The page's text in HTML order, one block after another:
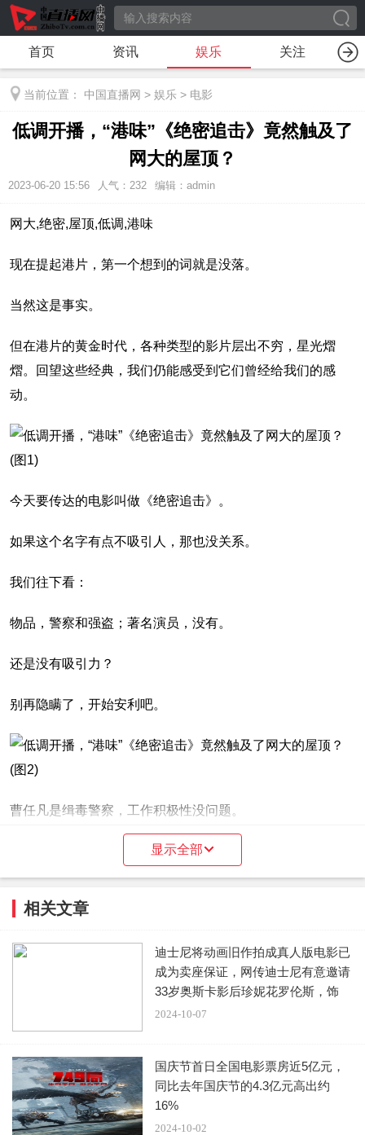
首页 资讯 娱乐 关注
当前位置： 中国直播网 > 娱乐 > 电影
低调开播，“港味”《绝密追击》竟然触及了
网大的屋顶？
2023-06-20 15:56 人气： 232 编辑：admin
网大,绝密,屋顶,低调,港味
现在提起港片，第一个想到的词就是没落。
当然这是事实。
但在港片的黄金时代，各种类型的影片层出不穷，星光熠
熠。回望这些经典，我们仍能感受到它们曾经给我们的感
动。
今天要传达的电影叫做《绝密追击》。
如果这个名字有点不吸引人，那也没关系。
我们往下看：
物品，警察和强盗；著名演员，没有。
还是没有吸引力？
别再隐瞒了，开始安利吧。
曹任凡是缉毒警察，工作积极性没问题。
但是他有一个很大的缺陷，那就是容易冲动鲁莽。
一名。
其中，年龄最大的68岁，最小的才18岁。
能遭到报复。
显示全部
相关文章
迪士尼将动画旧作拍成真人版电影已
成为卖座保证，网传迪士尼有意邀请
33岁奥斯卡影后珍妮花罗伦斯，饰
演“
2024-10-07
国庆节首日全国电影票房近5亿元，
同比去年国庆节的4.3亿元高出约
16%
2024-10-02